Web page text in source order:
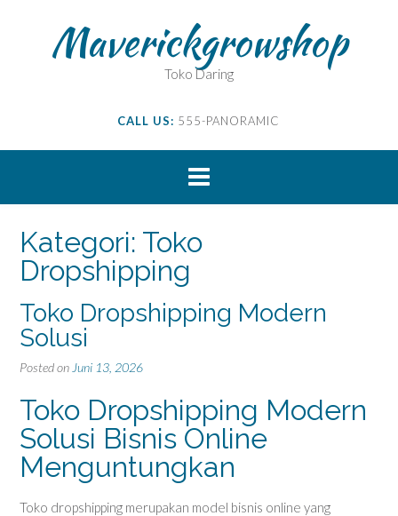
Maverickgrowshop
Toko Daring
CALL US: 555-PANORAMIC
Kategori: Toko
Dropshipping
Toko Dropshipping Modern
Solusi
Posted on Juni 13, 2026
Toko Dropshipping Modern
Solusi Bisnis Online
Menguntungkan
Toko dropshipping merupakan model bisnis online yang